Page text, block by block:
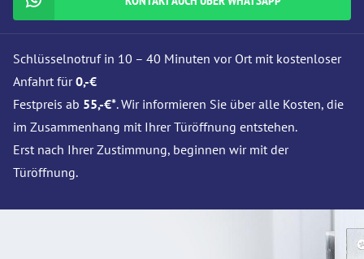
Schlüsselnotruf in 10 – 40 Minuten vor Ort mit kostenloser
Anfahrt für0,-€
Festpreis ab 55,-€*. Wir informieren Sie über alle Kosten, die
im Zusammenhang mit Ihrer Türöffnung entstehen.
Erst nach Ihrer Zustimmung, beginnen wir mit der
Türöffnung.